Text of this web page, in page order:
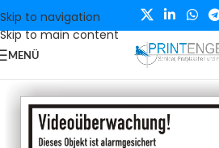
Skip to navigation
Skip to main content
MENÜ